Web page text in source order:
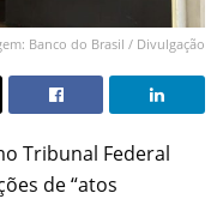
Banco do Brasil / Divulgação
Tribunal Federal
de “atos